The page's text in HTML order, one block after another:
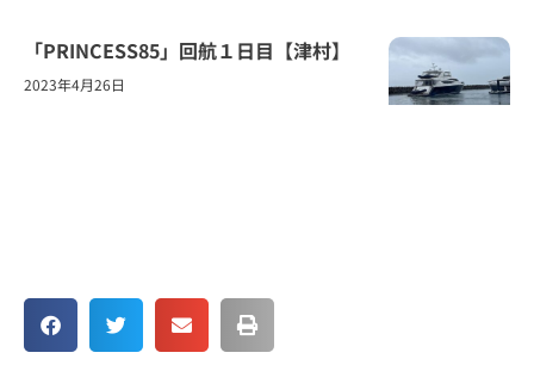
「PRINCESS85」回航１日目【津村】
2023年4月26日